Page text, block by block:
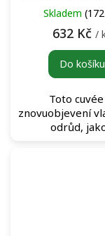
Skladem
632 Kč /
Do košíku
Toto
znovuobjevení
odrůd,